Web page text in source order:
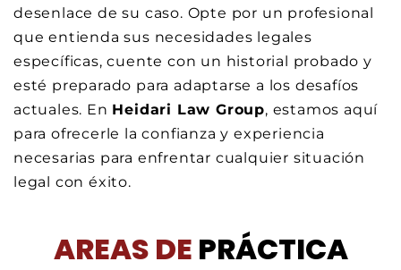
desenlace de su caso. Opte por un profesional
que entienda sus necesidades legales
específicas, cuente con un historial probado y
esté preparado para adaptarse a los desafíos
actuales. En Heidari Law Group, estamos aquí
para ofrecerle la confianza y experiencia
necesarias para enfrentar cualquier situación
legal con éxito.
AREAS DE PRÁCTICA